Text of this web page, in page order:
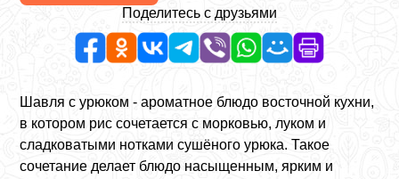
Поделитесь с друзьями
Шавля с урюком - ароматное блюдо восточной кухни,
в котором рис сочетается с морковью, луком и
сладковатыми нотками сушёного урюка. Такое
сочетание делает блюдо насыщенным, ярким и